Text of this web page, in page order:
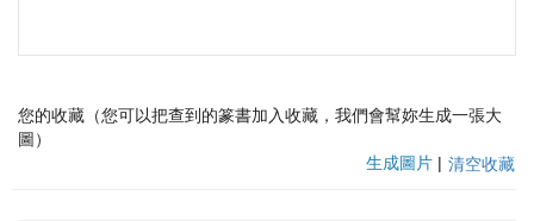
您的收藏（您可以把查到的篆書加入收藏，我們會幫妳生成一張大
圖）
生成圖片 | 清空收藏